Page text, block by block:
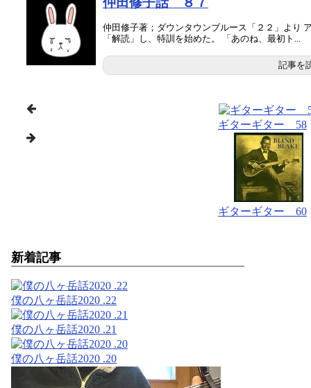
仲田修子著；ダウンタウンブルース「２２」より
「解読」し、特訓を始めた。 「あのね、最初ト...
記事を
ギターギター 58
ギターギター 60
新着記事
僕の八ヶ岳話2020 .22
僕の八ヶ岳話2020 .21
僕の八ヶ岳話2020 .20